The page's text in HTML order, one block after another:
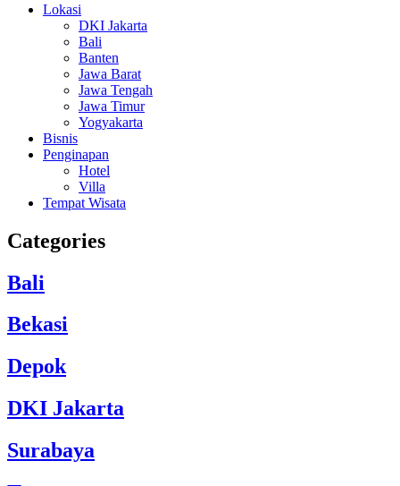
Lokasi
DKI Jakarta
Bali
Banten
Jawa Barat
Jawa Tengah
Jawa Timur
Yogyakarta
Bisnis
Penginapan
Hotel
Villa
Tempat Wisata
Categories
Bali
Bekasi
Depok
DKI Jakarta
Surabaya